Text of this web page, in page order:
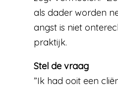
als dader worden
angst is niet
praktijk.
Stel de vraag
”Ik had ooit een